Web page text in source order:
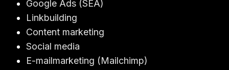
Google Ads (SEA)
Linkbuilding
Content marketing
Social media
E-mailmarketing (Mailchimp)